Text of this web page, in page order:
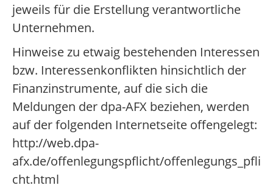
jeweils für die Erstellung verantwortliche
Unternehmen.
Hinweise zu etwaig bestehenden Interessen
bzw. Interessenkonflikten hinsichtlich der
Finanzinstrumente, auf die sich die
Meldungen der dpa-AFX beziehen, werden
auf der folgenden Internetseite offengelegt:
http://web.dpa-
afx.de/offenlegungspflicht/offenlegungs_pfli
cht.html